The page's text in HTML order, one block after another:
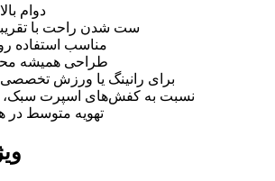
دوام
ست شدن راحت با
مناسب استفاده
طراحی همیشه
برای رانینگ یا ورزش
نسبت به کفش‌های اسپرت سبک،
تهویه متوسط در